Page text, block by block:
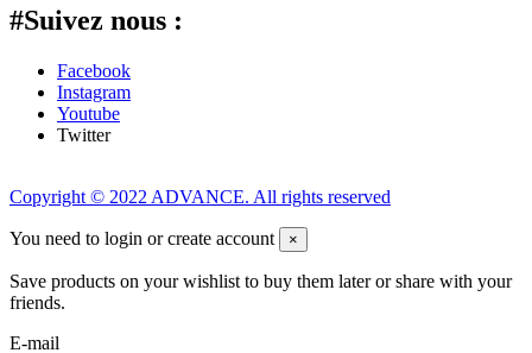
#Suivez nous :
Facebook
Instagram
Youtube
Twitter
Copyright © 2022 ADVANCE. All rights reserved
You need to login or create account ×
Save products on your wishlist to buy them later or share with your
friends.
E-mail